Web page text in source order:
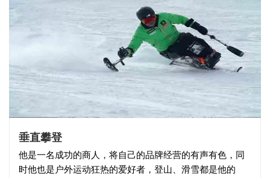
垂直攀登
他是一名成功的商人，将自己的品牌经营的有声有色，同
时他也是户外运动狂热的爱好者，登山、滑雪都是他的